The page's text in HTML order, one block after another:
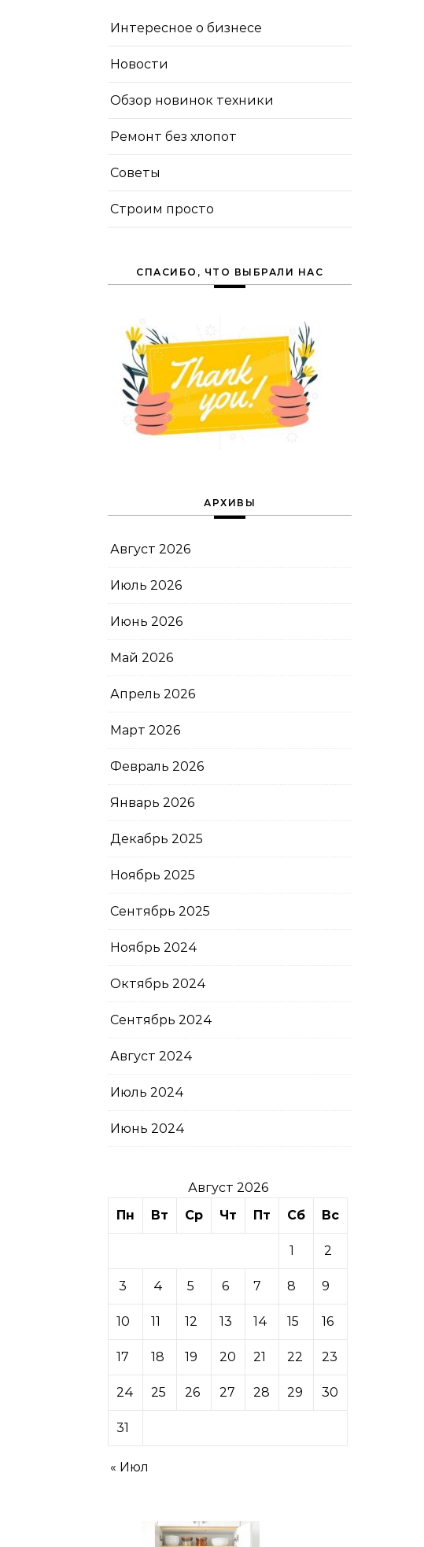
Интересное о бизнесе
Новости
Обзор новинок техники
Ремонт без хлопот
Советы
Строим просто
СПАСИБО, ЧТО ВЫБРАЛИ НАС
АРХИВЫ
Август 2026
Июль 2026
Июнь 2026
Май 2026
Апрель 2026
Март 2026
Февраль 2026
Январь 2026
Декабрь 2025
Ноябрь 2025
Сентябрь 2025
Ноябрь 2024
Октябрь 2024
Сентябрь 2024
Август 2024
Июль 2024
Июнь 2024
Август 2026
Пн
Вт Ср Чт Пт Сб Вс
1 2
3 4 5 6 7 8 9
10 11 12 13 14 15 16
17 18 19 20 21 22 23
24 25 26 27 28 29 30
31
« Июл